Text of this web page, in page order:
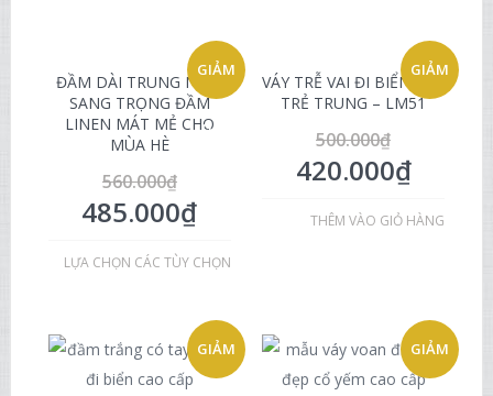
GIẢM
GIÁ!
ĐẦM DÀI TRUNG NIÊN
SANG TRỌNG ĐẦM
LINEN MÁT MẺ CHO
MÙA HÈ
560.000₫
485.000₫
LỰA CHỌN CÁC TÙY CHỌN
GIẢM
VÁY TRỄ VAI ĐI BIỂN ĐẸP
TRẺ TRUNG – LM51
500.000₫
420.000₫
THÊM VÀO GIỎ HÀNG
GIẢM GIẢM